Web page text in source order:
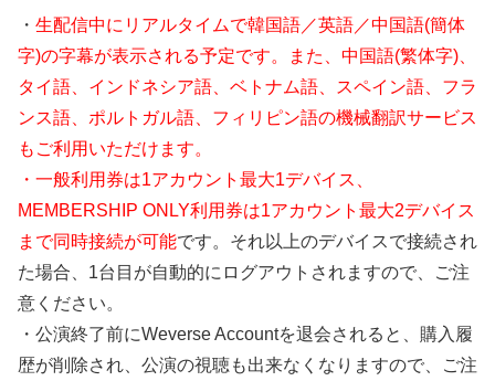
・ 生配信中にリアルタイムで韓国語／英語／中国語(簡体
字)の字幕が表示される予定です。また、中国語(繁体字)、
タイ語、インドネシア語、ベトナム語、スペイン語、フラ
ンス語、ポルトガル語、フィリピン語の機械翻訳サービス
もご利用いただけます。
・一般利用券は1アカウント最大1デバイス、
MEMBERSHIP ONLY利用券は1アカウント最大2デバイス
まで同時接続が可能です。それ以上のデバイスで接続され
た場合、1台目が自動的にログアウトされますので、ご注
意ください。
・公演終了前にWeverse Accountを退会されると、購入履
歴が削除され、公演の視聴も出来なくなりますので、ご注